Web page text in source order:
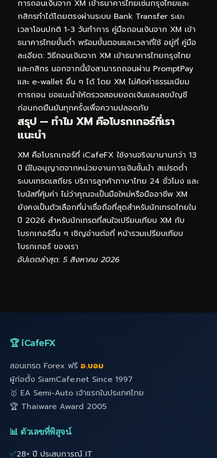
การถอนเงินจาก XM เข้าธนาคารไทยเช่นกรุงไทยและ
กสิกรทำได้โดยตรงผ่านระบบ Bank Transfer ระยะ
เวลาโอนปกติ 1-3 วันทำการ คู่มือถอนเงินจาก XM เข้า
ธนาคารไทยขั้นต่ำ พร้อมขั้นตอนและเวลาที่ใช้ อยู่ที่ คู่มือ
ละเอียด: วิธีถอนเงินจาก XM เข้าธนาคารไทยกรุงไทย
และกสิกร นอกจากนี้ยังสามารถถอนผ่าน PromptPay
และ e-wallet อื่น ๆ ได้ โดย XM ไม่คิดค่าธรรมเนียม
การถอน ขอแนะนำให้ตรวจสอบยอดเงินและเลขบัญชี
ก่อนกดยืนยันทุกครั้งเพื่อความปลอดภัย
สรุป — ทำไม XM คือโบรกเกอร์ที่เรา
แนะนำ
XM คือโบรกเกอร์ที่ iCafeFX ใช้งานจริงมานานกว่า 13
ปี มีใบอนุญาตจากหน่วยงานการเงินชั้นนำ สเปรดต่ำ
ระบบเทรดเสถียร บริการลูกค้าภาษาไทย 24 ชั่วโมง และ
โบนัสที่คุ้มค่า ไม่ว่าคุณจะเป็นมือใหม่หรือมืออาชีพ XM
ยังคงเป็นตัวเลือกที่น่าเชื่อถือที่สุดสำหรับนักเทรดไทยใน
ปี 2026 สำหรับนักเทรดที่สนใจเปรียบเทียบ XM กับ
โบรกเกอร์อื่น ๆ เชิญอ่านต่อที่ หน้ารวมเปรียบเทียบ
โบรกเกอร์ ของเรา
อัปเดตล่าสุด: 5 สิงหาคม 2026
🏆 iCafeFX
สอนเทรด Forex ฟรี อ.บอม
ผู้ก่อตั้ง SiamCafe.net Since 1997
🥇 EA Semi-Auto เจ้าแรกในประเทศไทย
🏆 Thaiware Award 2005
📊 ตัวเลขที่พิสูจน์
✅28+ ปี ประสบการณ์ IT